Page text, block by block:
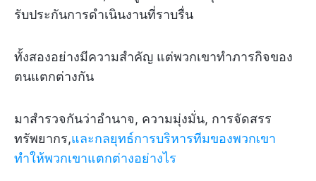
รับประกันการดำเนินงานที่ราบรื่น
ทั้งสองอย่างมีความสำคัญ แต่พวกเขาทำภารกิจของ
ตนแตกต่างกัน
มาสำรวจกันว่าอำนาจ, ความมุ่งมั่น, การจัดสรร
ทรัพยากร,และกลยุทธ์การบริหารทีมของพวกเขา
ทำให้พวกเขาแตกต่างอย่างไร